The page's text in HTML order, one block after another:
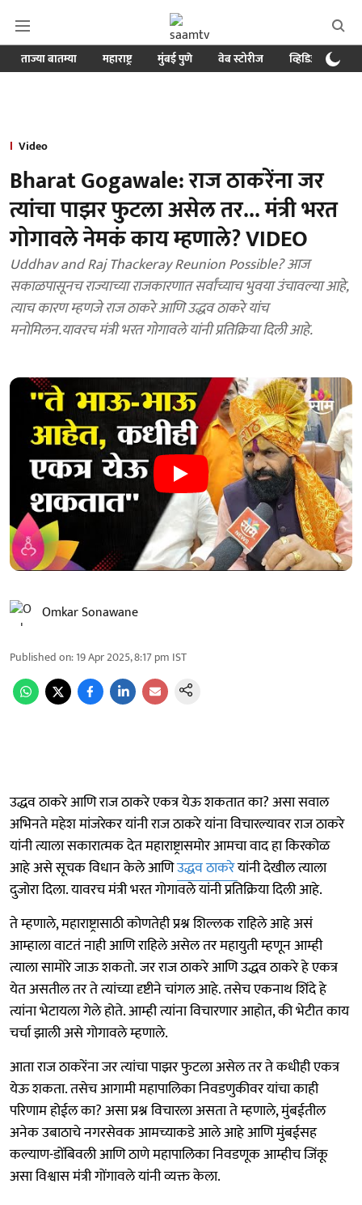
ताज्या बातम्या महाराष्ट्र मुंबई पुणे वेब स्टोरीज व्हिडिओ
Video
Bharat Gogawale: राज ठाकरेंना जर
त्यांचा पाझर फुटला असेल तर... मंत्री भरत
गोगावले नेमकं काय म्हणाले? VIDEO
Uddhav and Raj Thackeray Reunion Possible? आज
सकाळपासूनच राज्याच्या राजकारणात सर्वांच्याच भुवया उंचावल्या आहे,
त्याच कारण म्हणजे राज ठाकरे आणि उद्धव ठाकरे यांच
मनोमिलन.यावरच मंत्री भरत गोगावले यांनी प्रतिक्रिया दिली आहे.
Omkar Sonawane
Published on:19 Apr 2025, 8:17 pm IST
उद्धव ठाकरे आणि राज ठाकरे एकत्र येऊ शकतात का? असा सवाल
अभिनते महेश मांजरेकर यांनी राज ठाकरे यांना विचारल्यावर राज ठाकरे
यांनी त्याला सकारात्मक देत महाराष्ट्रासमोर आमचा वाद हा किरकोळ
आहे असे सूचक विधान केले आणिउद्धव ठाकरेयांनी देखील त्याला
दुजोरा दिला. यावरच मंत्री भरत गोगावले यांनी प्रतिक्रिया दिली आहे.
ते म्हणाले, महाराष्ट्रासाठी कोणतेही प्रश्न शिल्लक राहिले आहे असं
आम्हाला वाटतं नाही आणि राहिले असेल तर महायुती म्हणून आम्ही
त्याला सामोरे जाऊ शकतो. जर राज ठाकरे आणि उद्धव ठाकरे हे एकत्र
येत असतील तर ते त्यांच्या दृष्टीने चांगल आहे. तसेच एकनाथ शिंदे हे
त्यांना भेटायला गेले होते. आम्ही त्यांना विचारणार आहोत, की भेटीत काय
चर्चा झाली असे गोगावले म्हणाले.
आता राज ठाकरेंना जर त्यांचा पाझर फुटला असेल तर ते कधीही एकत्र
येऊ शकता. तसेच आगामी महापालिका निवडणुकीवर यांचा काही
परिणाम होईल का? असा प्रश्न विचारला असता ते म्हणाले, मुंबईतील
अनेक उबाठाचे नगरसेवक आमच्याकडे आले आहे आणि मुंबईसह
कल्याण-डोंबिवली आणि ठाणे महापालिका निवडणूक आम्हीच जिंकू
असा विश्वास मंत्री गोंगावले यांनी व्यक्त केला.